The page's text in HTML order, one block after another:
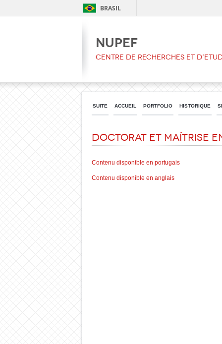
BRASIL
NUPEF
CENTRE DE RECHERCHES ET
SUITE ACCUEIL PORTFOLIO HISTORIQUE
Doctorat et Maítrise
Contenu disponible en portugais
Contenu disponible en anglais